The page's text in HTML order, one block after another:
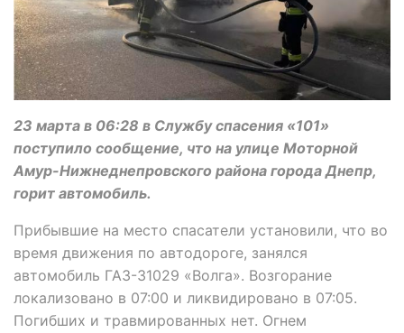
23 марта в 06:28 в Службу спасения «101»
поступило сообщение, что на улице Моторной
Амур-Нижнеднепровского района города Днепр,
горит автомобиль.
Прибывшие на место спасатели установили, что во
время движения по автодороге, занялся
автомобиль ГАЗ-31029 «Волга». Возгорание
локализовано в 07:00 и ликвидировано в 07:05.
Погибших и травмированных нет. Огнем